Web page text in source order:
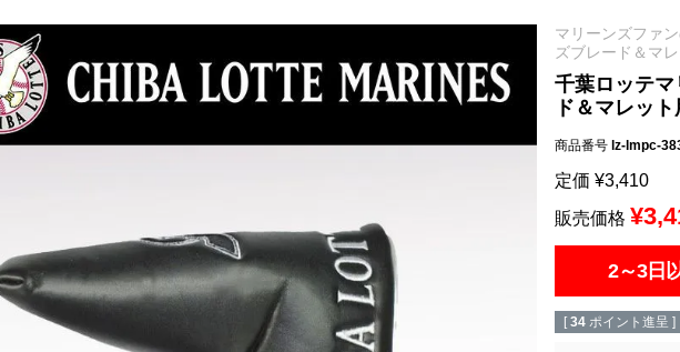
マリーンズファ
ズブレード＆マ
千葉ロッテ
ド＆マレット
商品番号 lz-lmpc-
定価 ¥3,410
販売価格 ¥
2～3日
[ 34 ポイント進呈 ]